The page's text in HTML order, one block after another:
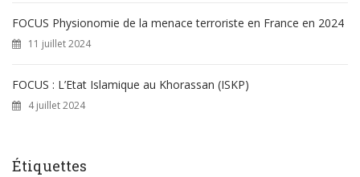
FOCUS Physionomie de la menace terroriste en France en 2024
11 juillet 2024
FOCUS : L’Etat Islamique au Khorassan (ISKP)
4 juillet 2024
Étiquettes